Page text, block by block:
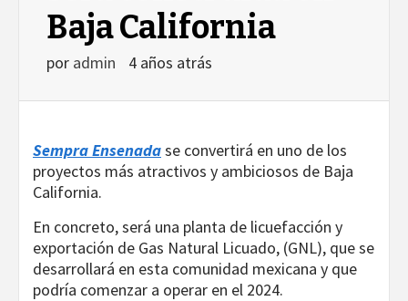
Baja California
por admin 4 años atrás
Sempra Ensenadase convertirá en uno de los
proyectos más atractivos y ambiciosos de Baja
California.
En concreto, será una planta de licuefacción y
exportación de Gas Natural Licuado, (GNL), que se
desarrollará en esta comunidad mexicana y que
podría comenzar a operar en el 2024.